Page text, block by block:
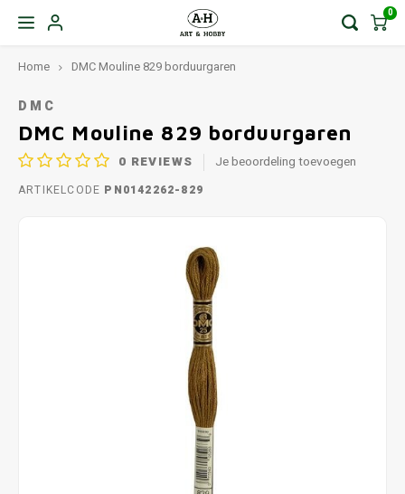
0
Home DMC Mouline 829 borduurgaren
DMC
DMC Mouline 829 borduurgaren
0 REVIEWS Je beoordeling toevoegen
ARTIKELCODE PN0142262-829